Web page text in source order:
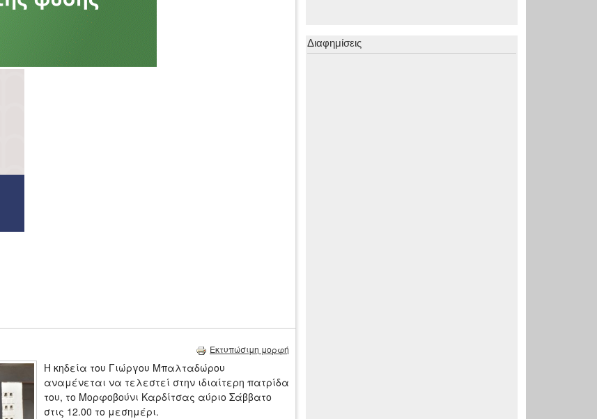
Εκτυπώσιμη μορφή
Η κηδεία του Γιώργου Μπαλταδώρου
αναμένεται να τελεστεί στην ιδιαίτερη πατρίδα
του, το Μορφοβούνι Καρδίτσας αύριο Σάββατο
στις 12.00 το μεσημέρι.
Διαφημίσεις